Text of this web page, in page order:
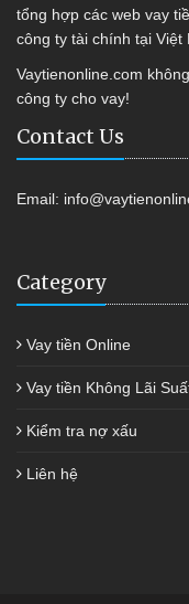
tổng hợp các web vay
công ty tài chính tại Việt
Vaytienonline.com
công ty cho vay!
Contact Us
Email:
Category
Vay tiền Online
Vay tiền Không Lãi
Kiểm tra nợ xấu
Liên hệ